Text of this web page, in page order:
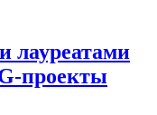
лауреатами
проекты